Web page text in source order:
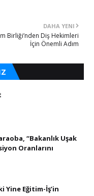
DAHA YENI
Birliği’nden Diş Hekimleri
İçin Önemli Adım
“Bakanlık Uşak
Oranlarını
Yine Eğitim-İş’in